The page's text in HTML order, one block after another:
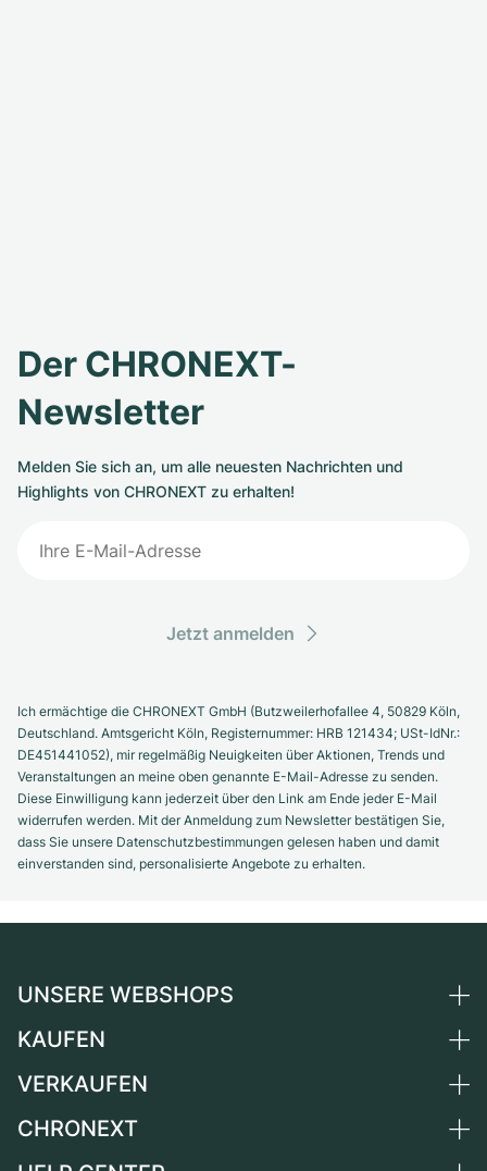
Der CHRONEXT-
Newsletter
Melden Sie sich an, um alle neuesten Nachrichten und
Highlights von CHRONEXT zu erhalten!
Jetzt anmelden
Ich ermächtige die CHRONEXT GmbH (Butzweilerhofallee 4, 50829 Köln,
Deutschland. Amtsgericht Köln, Registernummer: HRB 121434; USt-IdNr.:
DE451441052), mir regelmäßig Neuigkeiten über Aktionen, Trends und
Veranstaltungen an meine oben genannte E-Mail-Adresse zu senden.
Diese Einwilligung kann jederzeit über den Link am Ende jeder E-Mail
widerrufen werden. Mit der Anmeldung zum Newsletter bestätigen Sie,
dass Sie unsere Datenschutzbestimmungen gelesen haben und damit
einverstanden sind, personalisierte Angebote zu erhalten.
UNSERE WEBSHOPS
Deutschland
Schweiz
KAUFEN
Alle Luxusuhren
VERKAUFEN
Uhr verkaufen
CHRONEXT